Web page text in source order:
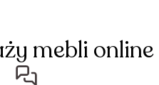
mebli online